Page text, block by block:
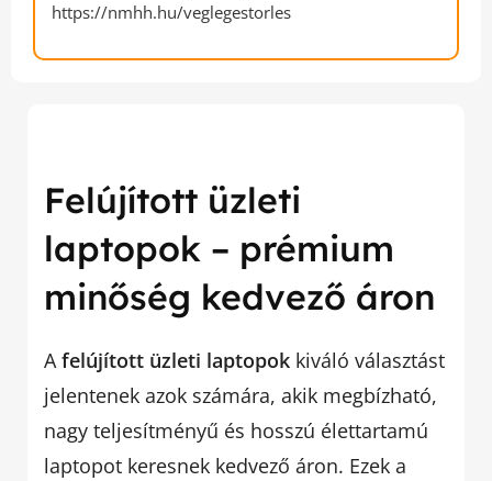
https://nmhh.hu/veglegestorles
Felújított üzleti
laptopok – prémium
minőség kedvező áron
Afelújított üzleti laptopok kiváló választást
jelentenek azok számára, akik megbízható,
nagy teljesítményű és hosszú élettartamú
laptopot keresnek kedvező áron. Ezek a